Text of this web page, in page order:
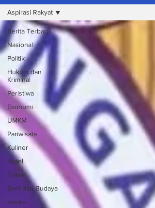
Berita Terbaru
Nasional
Politik
Hukum dan
Kriminal
Peristiwa
Ekonomi
UMKM
Pariwisata
Kuliner
Hotel
Travel
Seni dan Budaya
Sastra
Aspirasi Rakyat